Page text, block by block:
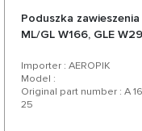
Poduszka
ML/GL W166, GLE
Importer : AEROPIK
Model :
Original part number : A
25